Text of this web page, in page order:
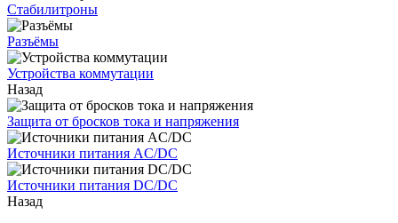
Стабилитроны
Разъёмы
Устройства коммутации
Назад
Защита от бросков тока и напряжения
Источники питания AC/DC
Источники питания DC/DC
Назад